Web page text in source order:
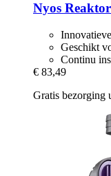
Nyos
Geschikt
Continu
€ 83,49
Gratis bezorging